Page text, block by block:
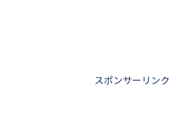
スポンサーリンク